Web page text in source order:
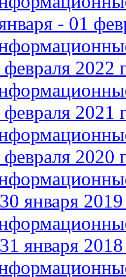
- 01
2022
2021
2020
января 2019
января 2018